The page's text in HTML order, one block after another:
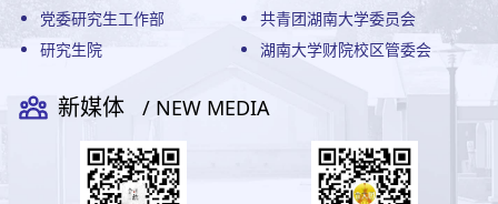
党委研究生工作部
共青团湖南大学委员会
研究生院
湖南大学财院校区管委会
新媒体 / NEW MEDIA